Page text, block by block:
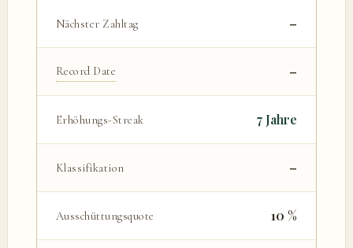
Nächster Zahltag –
Record Date –
Erhöhungs-Streak 7 Jahre
Klassifikation –
Ausschüttungsquote 10 %